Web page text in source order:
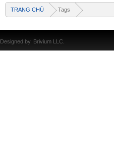
TRANG CHỦ Tags
Designed by Brivium LLC.